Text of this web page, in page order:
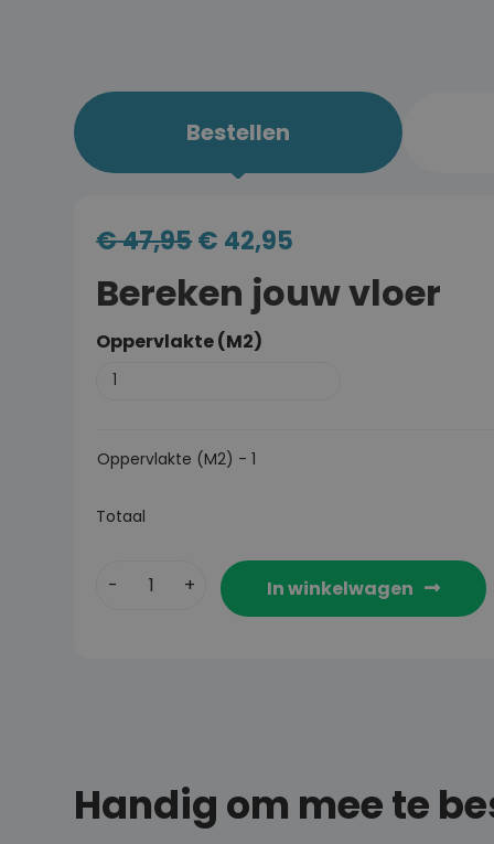
Bestellen
€47,95€ 42,95
Bereken jouw vloer
Oppervlakte (M2)
Oppervlakte (M2) -1
Totaal
In winkelwagen
Handig om mee te